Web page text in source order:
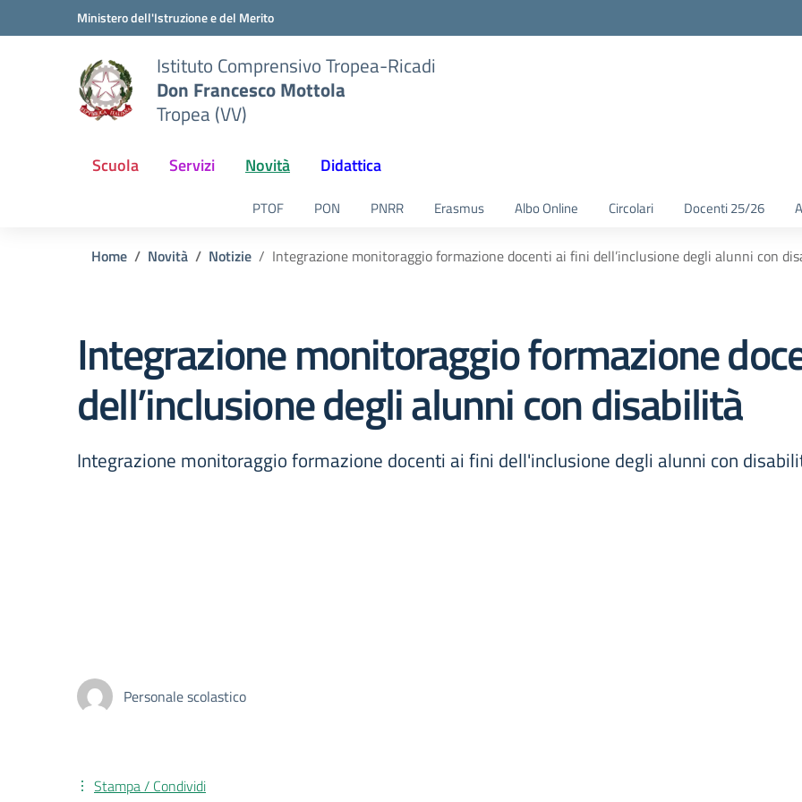
Vai ai contenuti
Vai al menu di navigazioneMinistero dell'Istruzione e del Merito
Istituto Comprensivo Tropea-Ricadi
Don Francesco Mottola
Tropea (VV)
Scuola Servizi Novità Didattica
PTOF PON PNRR Erasmus Albo Online Circolari Docenti 25/26
Home Novità Notizie Integrazione monitoraggio formazione docenti ai fini dell’inclusione degli alunni con
Integrazione monitoraggio formazione
dell’inclusione degli alunni con disabilità
Integrazione monitoraggio formazione docenti ai fini dell'inclusione degli alunni con
Personale scolastico
Stampa / Condividi